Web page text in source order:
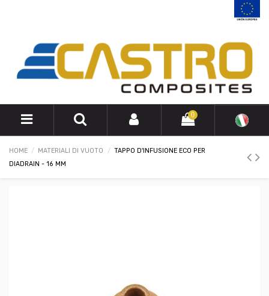
0
HOME MATERIALI DI VUOTO
TAPPO D'INFUSIONE ECO PER
DIADRAIN - 16 MM